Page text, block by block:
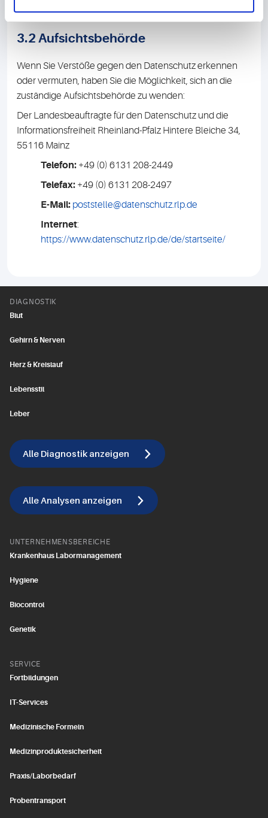
3.2 Aufsichtsbehörde
Wenn Sie Verstöße gegen den Datenschutz erkennen
oder vermuten, haben Sie die Möglichkeit, sich an die
zuständige Aufsichtsbehörde zu wenden:
Der Landesbeauftragte für den Datenschutz und die
Informationsfreiheit Rheinland-Pfalz Hintere Bleiche 34,
55116 Mainz
Telefon: +49 (0) 6131 208-2449
Telefax: +49 (0) 6131 208-2497
E-Mail: poststelle@datenschutz.rlp.de
Internet:
https://www.datenschutz.rlp.de/de/startseite/
DIAGNOSTIK
Blut
Gehirn & Nerven
Herz & Kreislauf
Lebensstil
Leber
Alle Diagnostik anzeigen
Alle Analysen anzeigen
UNTERNEHMENSBEREICHE
Krankenhaus Labormanagement
Hygiene
Biocontrol
Genetik
SERVICE
Fortbildungen
IT-Services
Medizinische Formeln
Medizinproduktesicherheit
Praxis/Laborbedarf
Probentransport